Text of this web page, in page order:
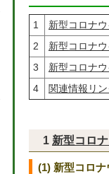
1
新型コロナ
2
新型コロナ
3
新型コロナ
4
関連情報リン
1 新型コロ
(1) 新型コロ